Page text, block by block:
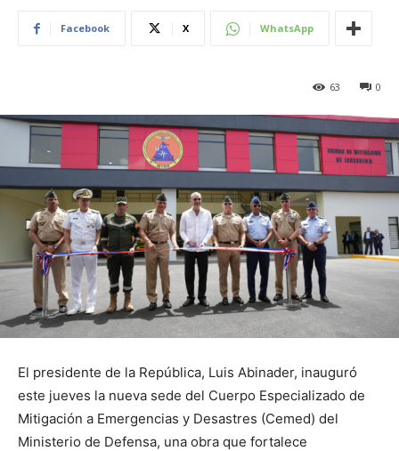
Facebook X WhatsApp
0
63
El presidente de la República, Luis Abinader, inauguró
este jueves la nueva sede del Cuerpo Especializado de
Mitigación a Emergencias y Desastres (Cemed) del
Ministerio de Defensa, una obra que fortalece